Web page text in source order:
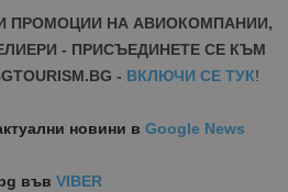
ПРОМОЦИИ НА АВИОКОМПАНИИ,
- ПРИСЪЕДИНЕТЕ СЕ КЪМ
- ВКЛЮЧИ СЕ ТУК!
новини в Google News
във VIBER